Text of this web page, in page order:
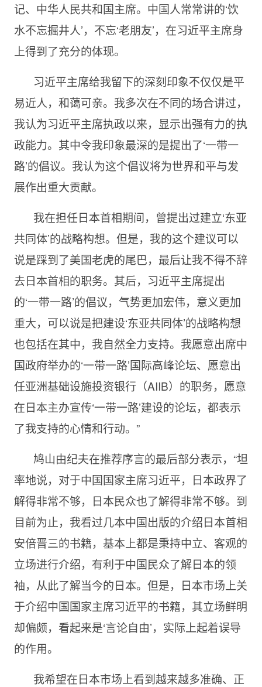
记、中华人民共和国主席。中国人常常讲的‘饮
水不忘掘井人’，不忘‘老朋友’，在习近平主席身
上得到了充分的体现。
习近平主席给我留下的深刻印象不仅仅是平
易近人，和蔼可亲。我多次在不同的场合讲过，
我认为习近平主席执政以来，显示出强有力的执
政能力。其中令我印象最深的是提出了‘一带一
路’的倡议。我认为这个倡议将为世界和平与发
展作出重大贡献。
我在担任日本首相期间，曾提出过建立‘东亚
共同体’的战略构想。但是，我的这个建议可以
说是踩到了美国老虎的尾巴，最后让我不得不辞
去日本首相的职务。其后，习近平主席提出
的‘一带一路’的倡议，气势更加宏伟，意义更加
重大，可以说是把建设‘东亚共同体’的战略构想
也包括在其中，我自然全力支持。我愿意出席中
国政府举办的‘一带一路’国际高峰论坛、愿意出
任亚洲基础设施投资银行（AIIB）的职务，愿意
在日本主办宣传‘一带一路’建设的论坛，都表示
了我支持的心情和行动。”
鸠山由纪夫在推荐序言的最后部分表示，“坦
率地说，对于中国国家主席习近平，日本政界了
解得非常不够，日本民众也了解得非常不够。到
目前为止，我看过几本中国出版的介绍日本首相
安倍晋三的书籍，基本上都是秉持中立、客观的
立场进行介绍，有利于中国民众了解日本的领
袖，从此了解当今的日本。但是，日本市场上关
于介绍中国国家主席习近平的书籍，其立场鲜明
却偏颇，看起来是‘言论自由’，实际上起着误导
的作用。
我希望在日本市场上看到越来越多准确、正